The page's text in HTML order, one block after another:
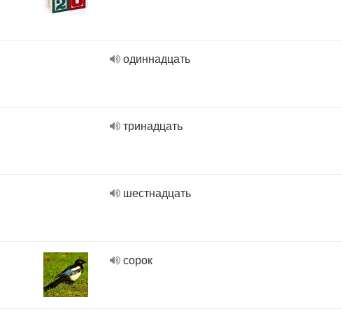
одиннадцать
тринадцать
шестнадцать
сорок